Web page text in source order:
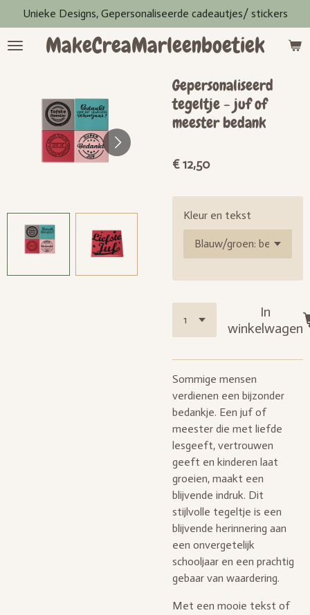
direct
naar
MakeCreaMarleenboetiek
Unieke Designs, Gepersonaliseerde cadeautjes/ stickers
Gepersonaliseerd
tegeltje - juf of
meester bedank
€ 12,50
Kleur en tekst
In
winkelwagen
Sommige mensen
verdienen een bijzonder
bedankje. Een juf of
meester die met liefde
lesgeeft, vertrouwen
geeft en kinderen laat
groeien, maakt een
blijvende indruk. Dit
stijlvolle tegeltje is een
blijvende herinnering aan
een onvergetelijk
schooljaar en een prachtig
gebaar van waardering.
Met een mooie tekst of